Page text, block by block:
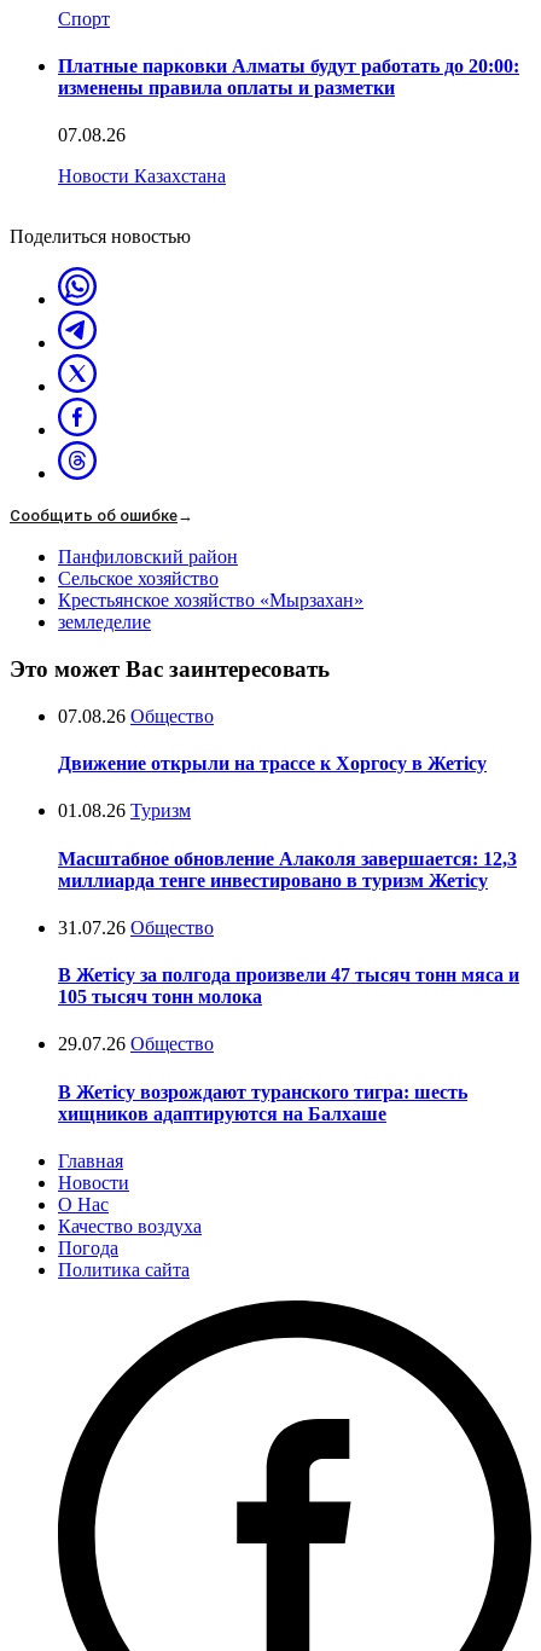
Спорт
Платные парковки Алматы будут работать до 20:00:
изменены правила оплаты и разметки
07.08.26
Новости Казахстана
Поделиться новостью
Сообщить об ошибке→
Панфиловский район
Сельское хозяйство
Крестьянское хозяйство «Мырзахан»
земледелие
Это может Вас заинтересовать
07.08.26 Общество
Движение открыли на трассе к Хоргосу в Жетісу
01.08.26 Туризм
Масштабное обновление Алаколя завершается: 12,3
миллиарда тенге инвестировано в туризм Жетісу
31.07.26 Общество
В Жетісу за полгода произвели 47 тысяч тонн мяса и
105 тысяч тонн молока
29.07.26 Общество
В Жетісу возрождают туранского тигра: шесть
хищников адаптируются на Балхаше
Главная
Новости
О Нас
Качество воздуха
Погода
Политика сайта